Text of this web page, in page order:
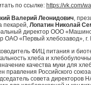
по ссылке: https://vk.com/
Валерий Леонидович,
пекарей, Лопатин Николай
директор ООО
ОАО «Первый хлебозавод», г.
ФИЦ питания и
хлеба и
качества муки для
правления Российского
совета директоров